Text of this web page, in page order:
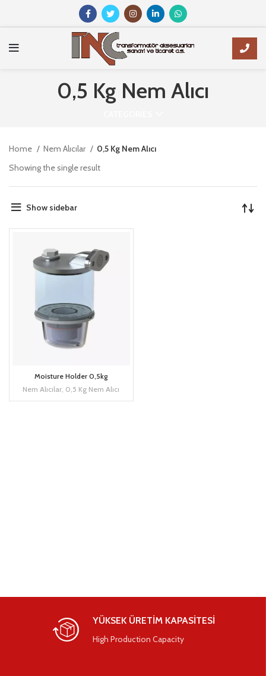
0,5 Kg Nem Alıcı
Home Nem Alıcılar
0,5 Kg Nem Alıcı
Showing the single result
Show sidebar
Moisture Holder 0,5kg
Nem Alıcılar, 0,5 Kg Nem Alıcı
YÜKSEK ÜRETİM KAPASİTESİ
High Production Capacity